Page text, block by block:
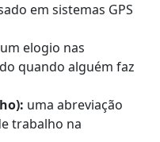
em sistemas GPS
um elogio nas
quando alguém faz
uma abreviação
trabalho na